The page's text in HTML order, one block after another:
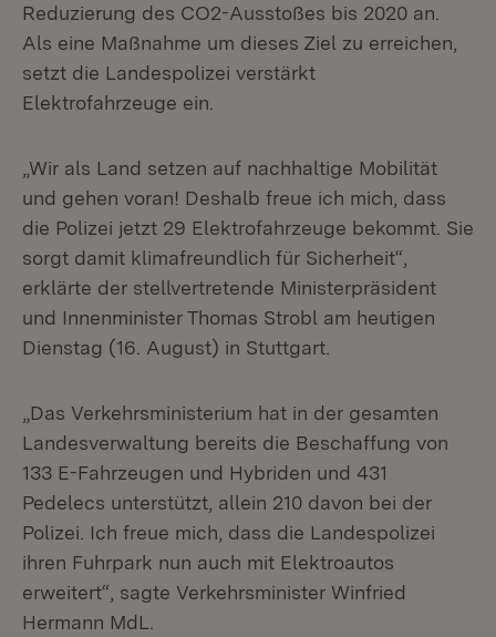
Reduzierung des CO2-Ausstoßes bis 2020 an.
Als eine Maßnahme um dieses Ziel zu erreichen,
setzt die Landespolizei verstärkt
Elektrofahrzeuge ein.
„Wir als Land setzen auf nachhaltige Mobilität
und gehen voran! Deshalb freue ich mich, dass
die Polizei jetzt 29 Elektrofahrzeuge bekommt. Sie
sorgt damit klimafreundlich für Sicherheit“,
erklärte der stellvertretende Ministerpräsident
und Innenminister Thomas Strobl am heutigen
Dienstag (16. August) in Stuttgart.
„Das Verkehrsministerium hat in der gesamten
Landesverwaltung bereits die Beschaffung von
133 E-Fahrzeugen und Hybriden und 431
Pedelecs unterstützt, allein 210 davon bei der
Polizei. Ich freue mich, dass die Landespolizei
ihren Fuhrpark nun auch mit Elektroautos
erweitert“, sagte Verkehrsminister Winfried
Hermann MdL.